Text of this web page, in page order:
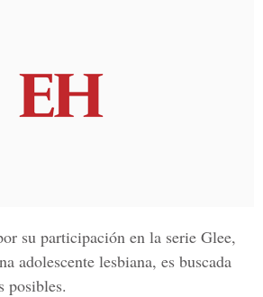
su participación en la serie Glee,
adolescente lesbiana, es buscada
posibles.